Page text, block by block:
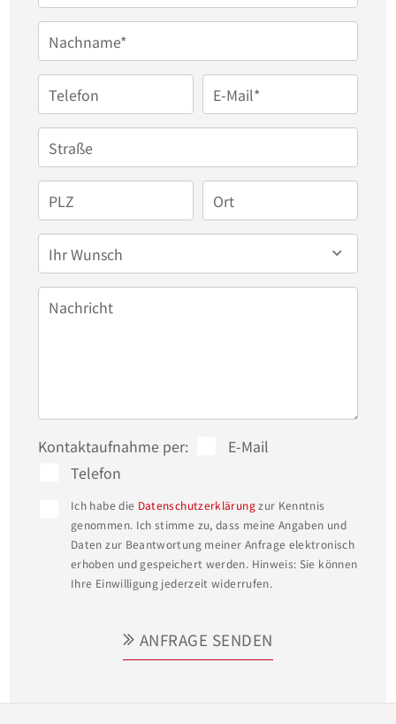
Parkettboden und die professionellen
Malerarbeiten verleihen Ihrer neuen Wohnung ein
luxuriöses Ambiente.
Ein überdachter Balkon lädt zu entspannten
Stunden im Freien ein und bietet den idealen
Rückzugsort nach einem langen Tag. Modernste
Technik wie die energieeffiziente
Luftwärmepumpe, die PV-Anlage zur
Heizungsunterstützung und die Lüftungsanlage
mit Wärmerückgewinnung machen diese Wohnung
die wohlige Wärme der Fußbodenheizung und die
Ruhe, die dank der 3-fach verglasten
Kunststofffenster und elektrischen Rollläden
gewährleistet ist. Ein Personenaufzug mit direktem
Zugang zur Tiefgarage sorgt für zusätzlichen
Komfort und Bequemlichkeit.
überzeugen und erleben Sie ein einzigartiges
Wohnerlebnis in einer der begehrtesten
Nachname*
Telefon E-Mail*
Straße
PLZ Ort
Ihr Wunsch
Nachricht
Kontaktaufnahme per:
E-Mail
Telefon
Ich habe die Datenschutzerklärungzur Kenntnis
genommen. Ich stimme zu, dass meine Angaben und
Daten zur Beantwortung meiner Anfrage elektronisch
erhoben und gespeichert werden. Hinweis: Sie können
Ihre Einwilligung jederzeit widerrufen.
ANFRAGE SENDEN